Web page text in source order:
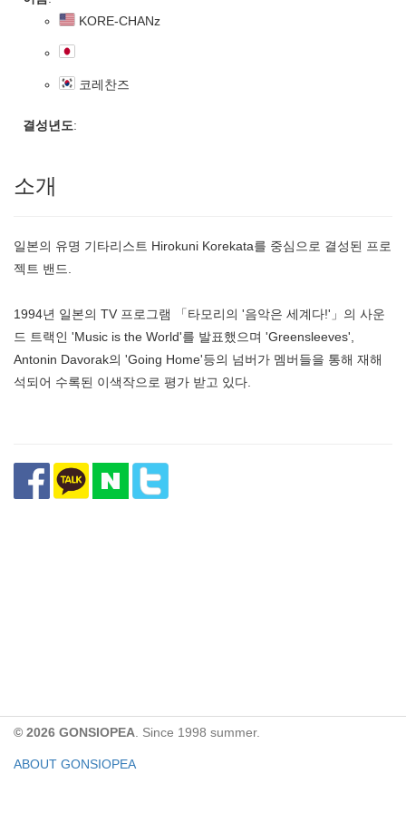
KORE-CHANz
코레찬즈
결성년도:
소개
일본의 유명 기타리스트 Hirokuni Korekata를 중심으로 결성된 프로
젝트 밴드.
1994년 일본의 TV 프로그램 「타모리의 '음악은 세계다!'」의 사운
드 트랙인 'Music is the World'를 발표했으며 'Greensleeves',
Antonin Davorak의 'Going Home'등의 넘버가 멤버들을 통해 재해
석되어 수록된 이색작으로 평가 받고 있다.
© 2026 GONSIOPEA . Since 1998 summer.
ABOUT GONSIOPEA